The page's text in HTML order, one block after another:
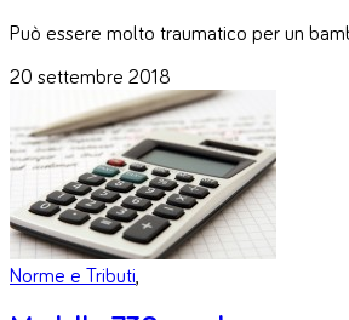
Può essere molto traumatico per un
20 settembre 2018
Norme e Tributi,